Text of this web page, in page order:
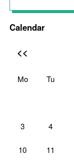
Calendar
<<
Mo Tu
3 4
10 11